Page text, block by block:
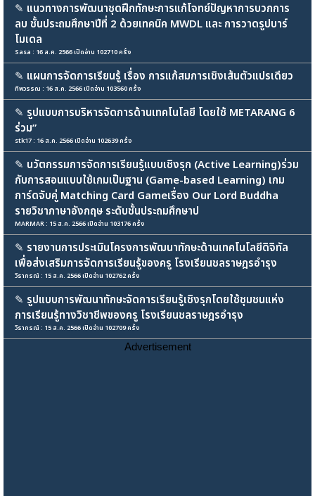
✎ แนวทางการพัฒนาชุดฝึกทักษะการแก้โจทย์ปัญหาการบวกการ
ลบ ชั้นประถมศึกษาปีที่ 2 ด้วยเทคนิค MWDL และ การวาดรูปบาร์
โมเดล
Sasa : 16 ส.ค. 2566 เปิดอ่าน 102710 ครั้ง
✎ แผนการจัดการเรียนรู้ เรื่อง การแก้สมการเชิงเส้นตัวแปรเดียว
ทิพวรรณ : 16 ส.ค. 2566 เปิดอ่าน 103560 ครั้ง
✎ รูปแบบการบริหารจัดการด้านเทคโนโลยี โดยใช้ METARANG 6
ร่วม”
stk17 : 16 ส.ค. 2566 เปิดอ่าน 102639 ครั้ง
✎ นวัตกรรมการจัดการเรียนรู้แบบเชิงรุก (Active Learning)ร่วม
กับการสอนแบบใช้เกมเป็นฐาน (Game-based Learning) เกม
การ์ดจับคู่ Matching Card Gameเรื่อง Our Lord Buddha
รายวิชาภาษาอังกฤษ ระดับชั้นประถมศึกษาป
MARMAR : 15 ส.ค. 2566 เปิดอ่าน 103176 ครั้ง
✎ รายงานการประเมินโครงการพัฒนาทักษะด้านเทคโนโลยีดิจิทัล
เพื่อส่งเสริมการจัดการเรียนรู้ของครู โรงเรียนชลราษฎรอำรุง
วิราภรณ์ : 15 ส.ค. 2566 เปิดอ่าน 102762 ครั้ง
✎ รูปแบบการพัฒนาทักษะจัดการเรียนรู้เชิงรุกโดยใช้ชุมชนแห่ง
การเรียนรู้ทางวิชาชีพของครู โรงเรียนชลราษฎรอำรุง
วิราภรณ์ : 15 ส.ค. 2566 เปิดอ่าน 102709 ครั้ง
Advertisement